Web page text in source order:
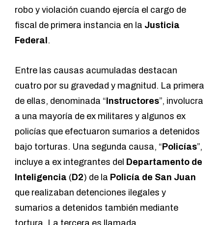
robo y violación cuando ejercía el cargo de
fiscal de primera instancia en la Justicia
Federal.
Entre las causas acumuladas destacan
cuatro por su gravedad y magnitud. La primera
de ellas, denominada “Instructores”, involucra
a una mayoría de ex militares y algunos ex
policías que efectuaron sumarios a detenidos
bajo torturas. Una segunda causa, “Policías”,
incluye a ex integrantes del Departamento de
Inteligencia (D2) de la Policía de San Juan
que realizaban detenciones ilegales y
sumarios a detenidos también mediante
tortura. La tercera es llamada